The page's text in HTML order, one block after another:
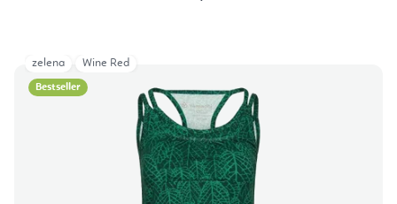
Bestseller
zelena Wine Red